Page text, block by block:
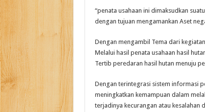
“penata usahaan ini dimaksudkan
dengan tujuan mengamankan Aset
Dengan mengambil Tema dari
Melalui hasil penata usahaan hasil
Tertib peredaran hasil hutan menuju
Dengan terintegrasi sistem informasi
meningkatkan kemampuan dalam
terjadinya kecurangan atau kesalahan